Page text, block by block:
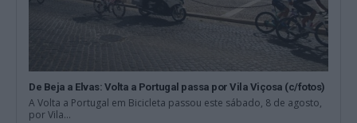
De Beja a Elvas: Volta a Portugal passa por Vila Viçosa (c/fotos)
A Volta a Portugal em Bicicleta passou este sábado, 8 de agosto,
por Vila...